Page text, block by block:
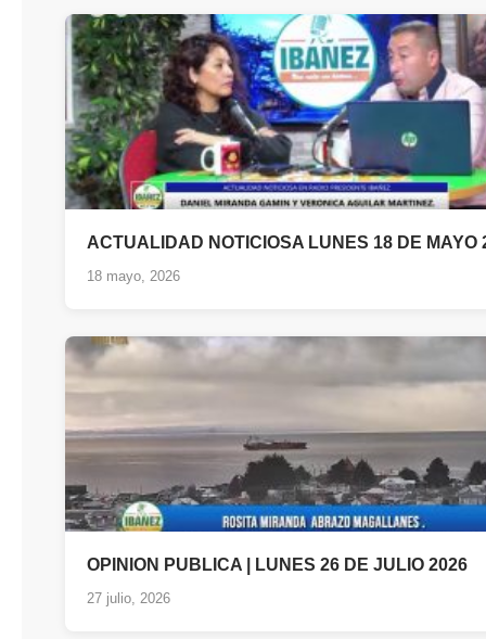
ACTUALIDAD NOTICIOSA LUNES 18 DE MAYO
18 mayo, 2026
OPINION PUBLICA | LUNES 26 DE JULIO 2026
27 julio, 2026